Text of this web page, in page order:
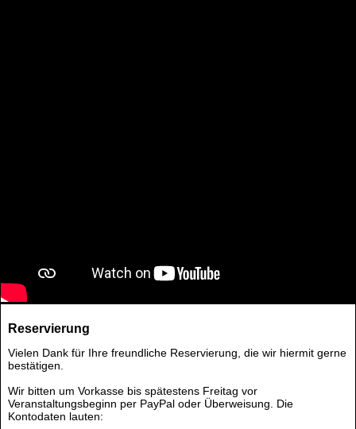
Reservierung
Vielen Dank für Ihre freundliche Reservierung, die wir hiermit gerne
bestätigen.
Wir bitten um Vorkasse bis spätestens Freitag vor
Veranstaltungsbeginn per PayPal oder Überweisung. Die
Kontodaten lauten: